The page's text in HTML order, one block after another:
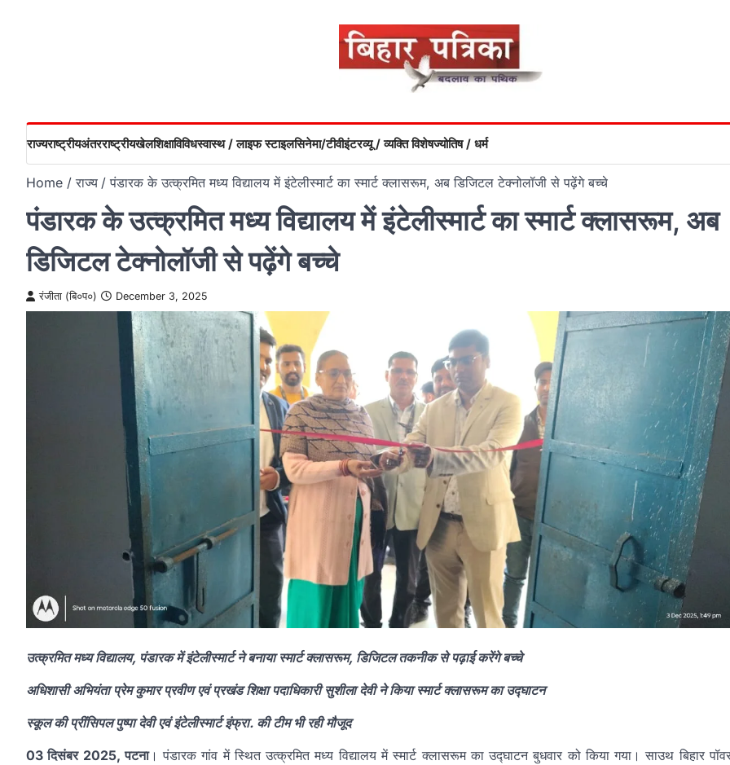
राज्यराष्ट्रीयअंतरराष्ट्रीयखेलशिक्षाविविधस्वास्थ / लाइफ स्टाइलसिनेमा/टीवीइंटरव्यू / व्यक्ति विशेषज्योतिष / धर्म
Home राज्य पंडारक के उत्क्रमित मध्य विद्यालय में इंटेलीस्मार्ट का स्मार्ट क्लासरूम, अब डिजिटल टेक्नोलॉजी से पढ़ेंगे बच्चे
पंडारक के उत्क्रमित मध्य विद्यालय में इंटेलीस्मार्ट का स्मार्ट क्लासरूम, अब
डिजिटल टेक्नोलॉजी से पढ़ेंगे बच्चे
रंजीता (बि०प०) December 3, 2025
उत्क्रमित मध्य विद्यालय, पंडारक में इंटेलीस्मार्ट ने बनाया स्मार्ट क्लासरूम, डिजिटल तकनीक से पढ़ाई करेंगे बच्चे
अधिशासी अभियंता प्रेम कुमार प्रवीण एवं प्रखंड शिक्षा पदाधिकारी सुशीला देवी ने किया स्मार्ट क्लासरूम का उद्घाटन
स्कूल की प्रींसिपल पुष्पा देवी एवं इंटेलीस्मार्ट इंफ्रा. की टीम भी रही मौजूद
03 दिसंबर 2025, पटना। पंडारक गांव में स्थित उत्क्रमित मध्य विद्यालय में स्मार्ट क्लासरूम का उद्घाटन बुधवार को किया गया। साउथ बिहार